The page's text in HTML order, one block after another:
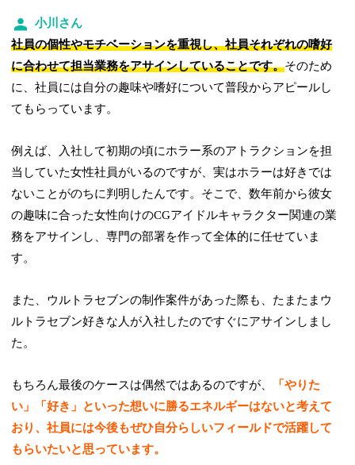
小川さん
社員の個性やモチベーションを重視し、社員それぞれの嗜好
に合わせて担当業務をアサインしていることです。そのため
に、社員には自分の趣味や嗜好について普段からアピールし
てもらっています。
例えば、入社して初期の頃にホラー系のアトラクションを担
当していた女性社員がいるのですが、実はホラーは好きでは
ないことがのちに判明したんです。そこで、数年前から彼女
の趣味に合った女性向けのCGアイドルキャラクター関連の業
務をアサインし、専門の部署を作って全体的に任せていま
す。
また、ウルトラセブンの制作案件があった際も、たまたまウ
ルトラセブン好きな人が入社したのですぐにアサインしまし
た。
もちろん最後のケースは偶然ではあるのですが、
「やりた
い」「好き」といった想いに勝るエネルギーはないと考えて
おり、社員には今後もぜひ自分らしいフィールドで活躍して
もらいたいと思っています。